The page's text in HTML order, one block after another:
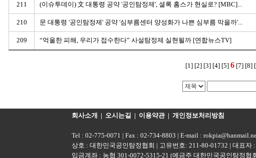
211 (이슈투데이) 文 대통령 공약 '공인탐정제', 셜록 홈스가 현실로? [MBC]...
210 문 대통령 '공인탐정제' 공약 '심부름센터 양성화가 나쁜 심부름 막을까'...
209 “억울한 피해, 우리가 접수한다” 사설탐정제 실현될까 [연합뉴스TV]
[1] [2] [3] [4] [5] 6 [7] [8]
회사소개 | 오시는길 | 이용약관| 개인정보처리방침
Tel : 02-775-0071 | Fax : 02-734-8803 | E-mail :
상호 : 대한민국공인탐정협회 | 고유번호: 211-80-01732 | 대표자
입금계좌 : 농협 301-0072-5315-21 (예금주 대한민국공인탐정협